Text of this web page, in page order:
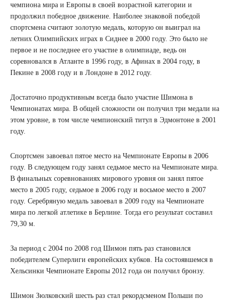
чемпиона мира и Европы в своей возрастной категории и
продолжил победное движение. Наиболее знаковой победой
спортсмена считают золотую медаль, которую он выиграл на
летних Олимпийских играх в Сиднее в 2000 году. Это было не
первое и не последнее его участие в олимпиаде, ведь он
соревновался в Атланте в 1996 году, в Афинах в 2004 году, в
Пекине в 2008 году и в Лондоне в 2012 году.
Достаточно продуктивным всегда было участие Шимона в
Чемпионатах мира. В общей сложности он получил три медали на
этом уровне, в том числе чемпионский титул в Эдмонтоне в 2001
году.
Спортсмен завоевал пятое место на Чемпионате Европы в 2006
году. В следующем году занял седьмое место на Чемпионате мира.
В финальных соревнованиях мирового уровня он занял пятое
место в 2005 году, седьмое в 2006 году и восьмое место в 2007
году. Серебряную медаль завоевал в 2009 году на Чемпионате
мира по легкой атлетике в Берлине. Тогда его результат составил
79,30 м.
За период с 2004 по 2008 год Шимон пять раз становился
победителем Суперлиги европейских кубков. На состоявшемся в
Хельсинки Чемпионате Европы 2012 года он получил бронзу.
Шимон Зюлковский шесть раз стал рекордсменом Польши по